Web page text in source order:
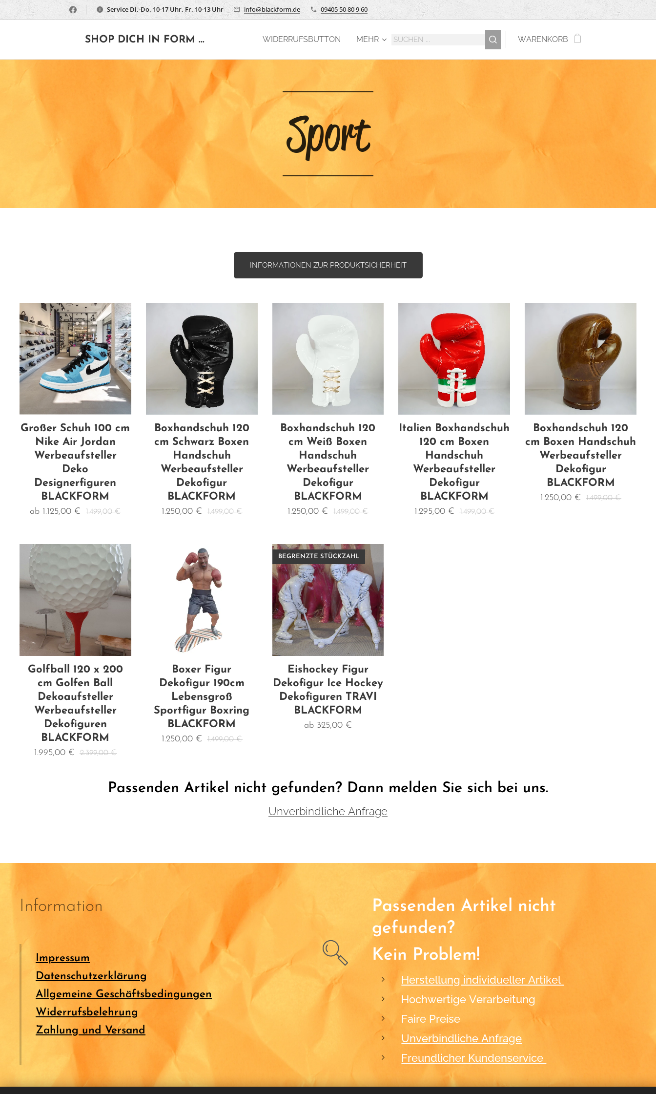
Service Di.-Do. 10-17 Uhr, Fr. 10-13 Uhr info@blackform.de 09405 50 80 9 60
SHOP DICH IN FORM ... WIDERRUFSBUTTON MEHR WARENKORB
Sport
INFORMATIONEN ZUR PRODUKTSICHERHEIT
Großer Schuh 100 cm
Nike Air Jordan
Werbeaufsteller
Deko
Designerfiguren
BLACKFORM
ab 1.125,00 € 1.499,00€
Boxhandschuh 120
cm Schwarz Boxen
Handschuh
Werbeaufsteller
Dekofigur
BLACKFORM
1.250,00€ 1.499,00€
Boxhandschuh 120
cm Weiß Boxen
Handschuh
Werbeaufsteller
Dekofigur
BLACKFORM
1.250,00 € 1.499,00€
Italien Boxhandschuh
120 cm Boxen
Handschuh
Werbeaufsteller
Dekofigur
BLACKFORM
1.295,00€ 1.499,00€
Boxhandschuh 120
cm Boxen Handschuh
Werbeaufsteller
Dekofigur
BLACKFORM
1.250,00 € 1.499,00€
Golfball 120 x 200
cm Golfen Ball
Dekoaufsteller
Werbeaufsteller
Dekofiguren
BLACKFORM
1.995,00€ 2.399,00€
Boxer Figur
Dekofigur 190cm
Lebensgroß
Sportfigur Boxring
BLACKFORM
1.250,00€ 1.499,00€
Eishockey Figur
Dekofigur Ice Hockey
Dekofiguren TRAVI
BLACKFORM
BEGRENZTE STÜCKZAHL
ab 325,00€
Passenden Artikel nicht gefunden? Dann melden Sie sich bei uns.
Unverbindliche Anfrage
Information
Impressum
Datenschutzerklärung
Allgemeine Geschäftsbedingungen
Widerrufsbelehrung
Zahlung und Versand
Passenden Artikel nicht
gefunden?
Kein Problem!
Herstellung individueller Artikel
Hochwertige Verarbeitung
Faire Preise
Unverbindliche Anfrage
Freundlicher Kundenservice